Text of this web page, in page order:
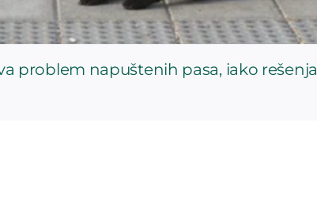
problem napuštenih pasa, iako rešenja